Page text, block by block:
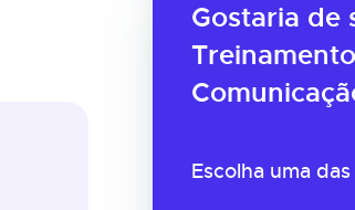
Gostaria de
Escolha uma